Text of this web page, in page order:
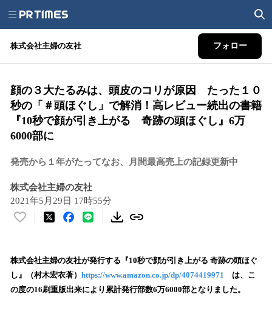
株式会社主婦の友社 フォロー
顔の３大たるみは、頭皮のコリが原因 たった１０
秒の「＃頭ほぐし」で解消！高レビュー続出の書籍
『10秒で顔が引き上がる 奇跡の頭ほぐし』6万
6000部に
発売から１年がたってなお、月間最高売上の記録更新中
株式会社主婦の友社
2021年5月29日 17時55分
い
！
数
を
株式会社主婦の友社が発行する『10秒で顔が引き上がる 奇跡の頭ほぐ
し』（村木宏衣著） https://www.amazon.co.jp/dp/4074419971 は、こ
の度の16刷重版出来により累計発行部数6万6000部となりました。